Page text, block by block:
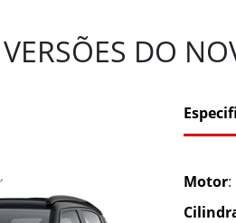
DO
Motor